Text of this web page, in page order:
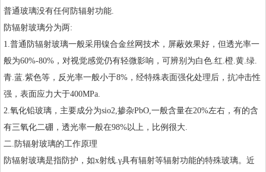
普通玻璃没有任何防辐射功能.
防辐射玻璃分为两:
1.普通防辐射玻璃一般采用镍合金丝网技术，屏蔽效果好，但透光率一
般为60%-80%，对视觉感觉仍有轻微影响，可辨别为白色.红.橙.黄.绿.
青.蓝.紫色等，反光率一般小于8%，经特殊表面强化处理后，抗冲击性
强，表面应力大于400MPa.
2.氧化铅玻璃 ，主要成分为sio2,掺杂PbO,一般含量在20%左右，有的含
有三氧化二硼，透光率一般在98%以上，比例很大.
二.防辐射玻璃的工作原理
防辐射玻璃是指防护，如x射线.γ具有辐射等辐射功能的特殊玻璃。近